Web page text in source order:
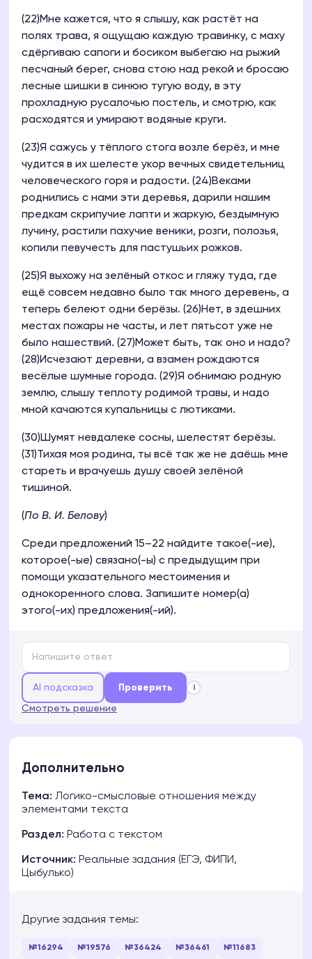
(22)Мне кажется, что я слышу, как растёт на
полях трава, я ощущаю каждую травинку, с маху
сдёргиваю сапоги и босиком выбегаю на рыжий
песчаный берег, снова стою над рекой и бросаю
лесные шишки в синюю тугую воду, в эту
прохладную русалочью постель, и смотрю, как
расходятся и умирают водяные круги.
(23)Я сажусь у тёплого стога возле берёз, и мне
чудится в их шелесте укор вечных свидетельниц
человеческого горя и радости. (24)Веками
роднились с нами эти деревья, дарили нашим
предкам скрипучие лапти и жаркую, бездымную
лучину, растили пахучие веники, розги, полозья,
копили певучесть для пастушьих рожков.
(25)Я выхожу на зелёный откос и гляжу туда, где
ещё совсем недавно было так много деревень, а
теперь белеют одни берёзы. (26)Нет, в здешних
местах пожары не часты, и лет пятьсот уже не
было нашествий. (27)Может быть, так оно и надо?
(28)Исчезают деревни, а взамен рождаются
весёлые шумные города. (29)Я обнимаю родную
землю, слышу теплоту родимой травы, и надо
мной качаются купальницы с лютиками.
(30)Шумят невдалеке сосны, шелестят берёзы.
(31)Тихая моя родина, ты всё так же не даёшь мне
стареть и врачуешь душу своей зелёной
тишиной.
(По В. И. Белову)
Среди предложений 15–22 найдите такое(-ие),
которое(-ые) связано(-ы) с предыдущим при
помощи указательного местоимения и
однокоренного слова. Запишите номер(а)
этого(-их) предложения(-ий).
AI подсказка Проверить i
Смотреть решение
Дополнительно
Тема: Логико-смысловые отношения между
элементами текста
Раздел: Работа с текстом
Источник: Реальные задания (ЕГЭ, ФИПИ,
Цыбулько)
Другие задания темы:
№16294 №19576 №36424 №36461 №11683